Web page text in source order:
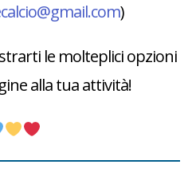
)
le molteplici opzioni
alla tua attività!